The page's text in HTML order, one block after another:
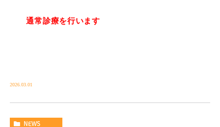
通常診療を行います
2026.03.01
NEWS